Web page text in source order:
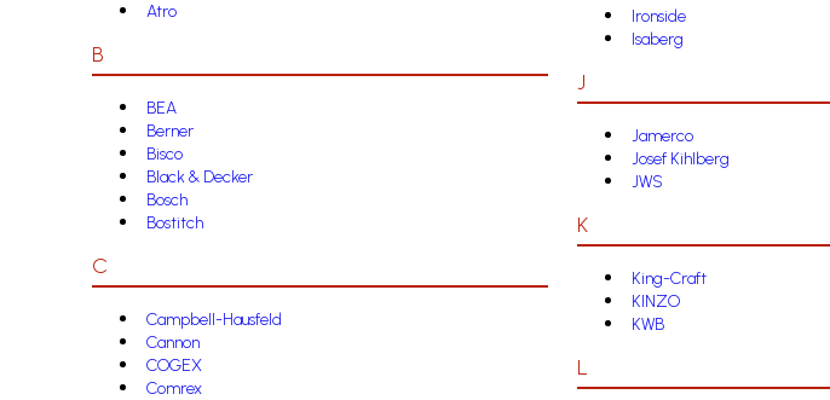
Atro
B
BEA
Berner
Bisco
Black & Decker
Bosch
Bostitch
C
Campbell-Hausfeld
Cannon
COGEX
Comrex
Ironside
Isaberg
J
Jamerco
Josef Kihlberg
JWS
K
King-Craft
KINZO
KWB
L